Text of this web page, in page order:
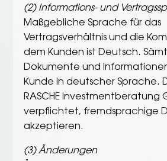
(2) Informations- und
Maßgebliche Sprache für das
Vertragsverhältnis und die
dem Kunden ist Deutsch.
Dokumente und
Kunde in deutscher Sprache.
RASCHE Investmentberatung
verpflichtet, fremdsprachige
akzeptieren.
(3) Änderungen